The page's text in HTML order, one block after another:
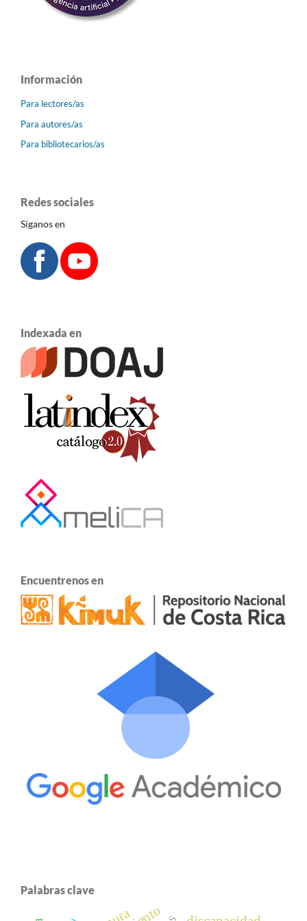
Información
Para lectores/as
Para autores/as
Para bibliotecarios/as
Redes sociales
Síganos en
Indexada en
Encuentrenos en
Palabras clave